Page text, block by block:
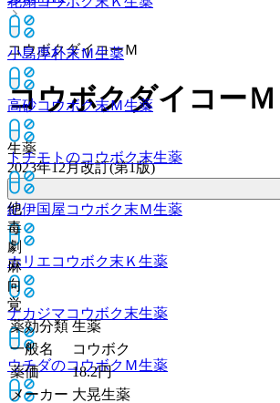
小島厚朴末Ｍ生薬
高砂コウボク末Ｍ生薬
トチモトのコウボク末生薬
紀伊国屋コウボク末Ｍ生薬
ホリエコウボク末Ｋ 生薬
ナカジマコウボク末生薬
ウチダのコウボクＭ生薬
コウボクダイコーＭ
コウボクダイコーＭ
生薬
2023年12月改訂(第1版)
他
毒
劇
麻
向
覚
薬効分類 生薬
一般名
コウボク
薬価
18.2円
メーカー 大晃生薬